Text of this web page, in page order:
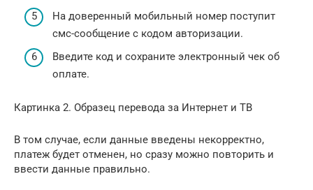
На доверенный мобильный номер поступит
смс-сообщение с кодом авторизации.
Введите код и сохраните электронный чек об
оплате.
Картинка 2. Образец перевода за Интернет и ТВ
В том случае, если данные введены некорректно,
платеж будет отменен, но сразу можно повторить и
ввести данные правильно.